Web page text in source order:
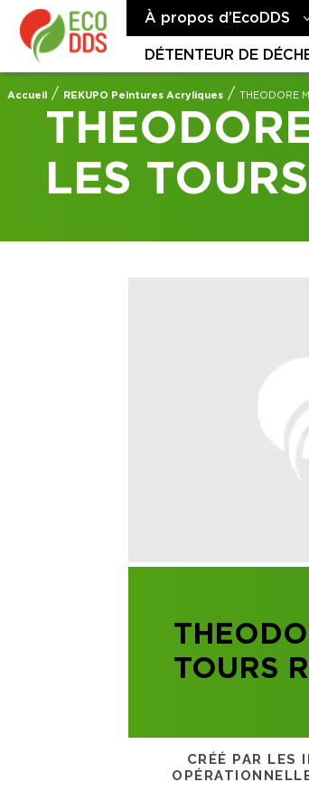
À propos d’EcoDDS
DÉTENTEUR DE
Accueil / REKUPO Peintures Acryliques / THEODORE
LES
TOURS
CRÉÉ PAR LES